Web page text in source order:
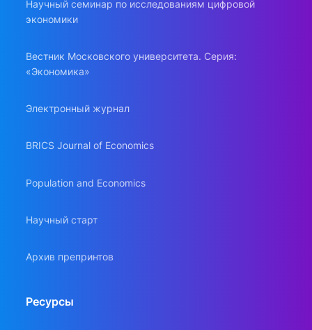
Научный семинар по исследованиям цифровой
экономики
Вестник Московского университета. Серия:
«Экономика»
Электронный журнал
BRICS Journal of Economics
Population and Economics
Научный старт
Архив препринтов
Ресурсы